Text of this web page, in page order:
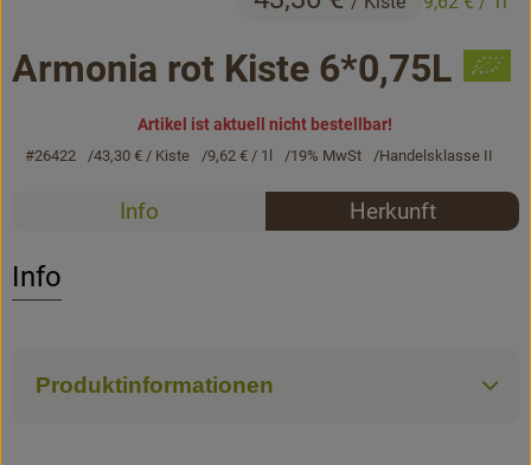
Kühltheke
Vorratskammer...
Alternativen zu ...
Armonia rot Kiste 6*0,75L
Artikel ist aktuell nicht bestellbar!
#26422 43,30 €/ Kiste 9,62 €/ 1l 19% MwSt Handelsklasse II
Rezepte
Info Herkunft
Info
Produktinformationen